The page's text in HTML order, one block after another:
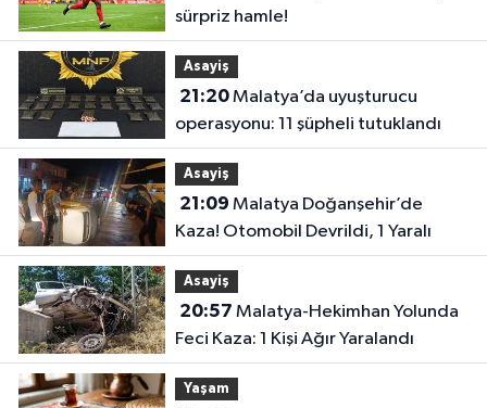
sürpriz hamle!
Asayiş
21:20Malatya’da uyuşturucu
operasyonu: 11 şüpheli tutuklandı
Asayiş
21:09
Kaza! Otomobil Devrildi, 1 Yaralı
Asayiş
20:57
Feci Kaza: 1 Kişi Ağır Yaralandı
Yaşam